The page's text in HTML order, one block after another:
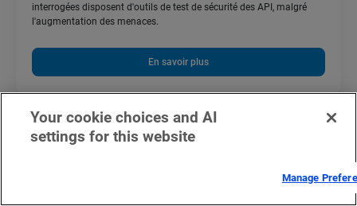
interrogées disposent d'outils de test de sécurité des API, malgré
l'augmentation des menaces.
En savoir plus
Your cookie choices and AI
settings for this website
Manage